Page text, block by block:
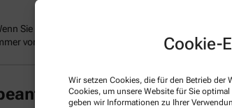
Cookie-
Wir setzen Cookies, die für den Betrieb
Cookies, um unsere Website für Sie
geben wir Informationen zu Ihrer
Sie einen Ausweis über die Befreiung der
vorzeigen.